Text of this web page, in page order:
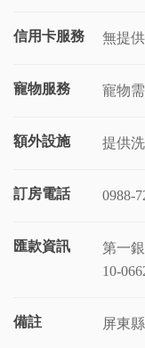
信用卡服務 無提
寵物服務 寵物
額外設施 提供
訂房電話 0988-
匯款資訊
第一
10-
備註 屏東